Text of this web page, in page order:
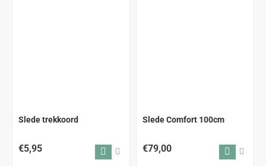
Slede trekkoord
€5,95 ALLEEN AFHALEN
Slede Comfort 100cm
€79,00